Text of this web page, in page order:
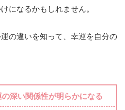
になるかもしれません。
の違いを知って、幸運を自分の
深い関係性が明らかになる